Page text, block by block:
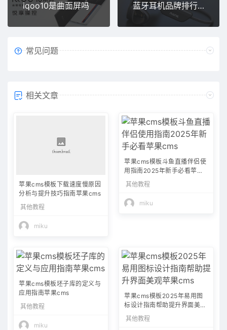
iqoo10是曲面屏吗
蓝牙耳机品牌排行榜前十名
常见问题
相关文章
苹果cms模板下载速度慢原因
分析与提升技巧指南苹果cms
其他教程
miku
苹果cms模板斗鱼直播伴侣使
用指南2025年新手必看苹果c
ms
其他教程
miku
苹果cms模板坯子库的定义与
应用指南苹果cms
其他教程
miku
苹果cms模板2025年易用图
标设计指南帮助提升界面美观
苹果cms
其他教程